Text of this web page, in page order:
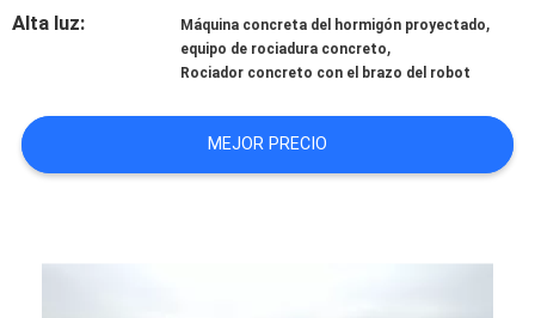
PIDA
UNA
Alta luz: Máquina concreta del hormigón proyectado,
equipo de rociadura concreto,
Rociador concreto con el brazo del robot
MEJOR PRECIO